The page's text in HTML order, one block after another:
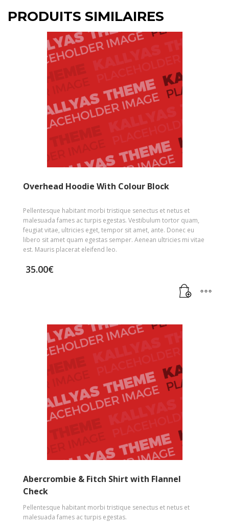
PRODUITS SIMILAIRES
Overhead Hoodie With Colour Block
Pellentesque habitant morbi tristique senectus et netus et
malesuada fames ac turpis egestas. Vestibulum tortor quam,
feugiat vitae, ultricies eget, tempor sit amet, ante. Donec eu
libero sit amet quam egestas semper. Aenean ultricies mi vitae
est. Mauris placerat eleifend leo.
35.00€
Abercrombie & Fitch Shirt with Flannel
Check
Pellentesque habitant morbi tristique senectus et netus et
malesuada fames ac turpis egestas.